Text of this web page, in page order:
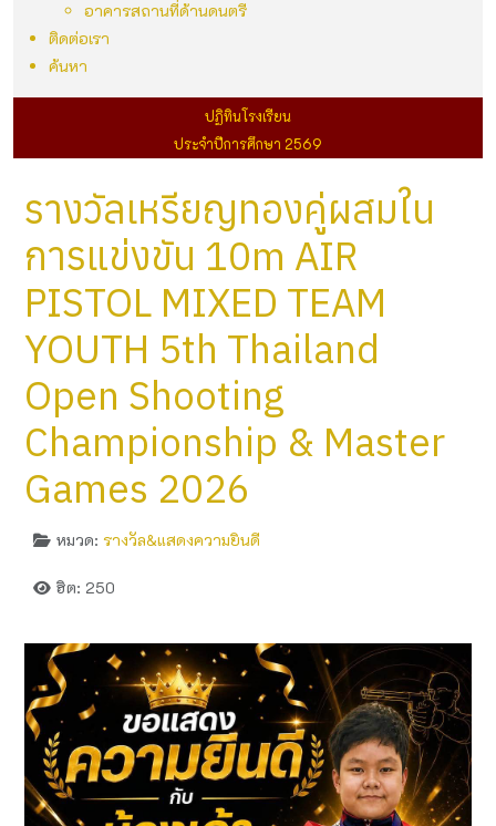
อาคารสถานที่ด้านดนตรี
ติดต่อเรา
ค้นหา
ปฏิทินโรงเรียน
ประจำปีการศึกษา 2569
รางวัลเหรียญทองคู่ผสมใน
การแข่งขัน 10m AIR
PISTOL MIXED TEAM
YOUTH 5th Thailand
Open Shooting
Championship & Master
Games 2026
หมวด: รางวัล&แสดงความยินดี
ฮิต: 250